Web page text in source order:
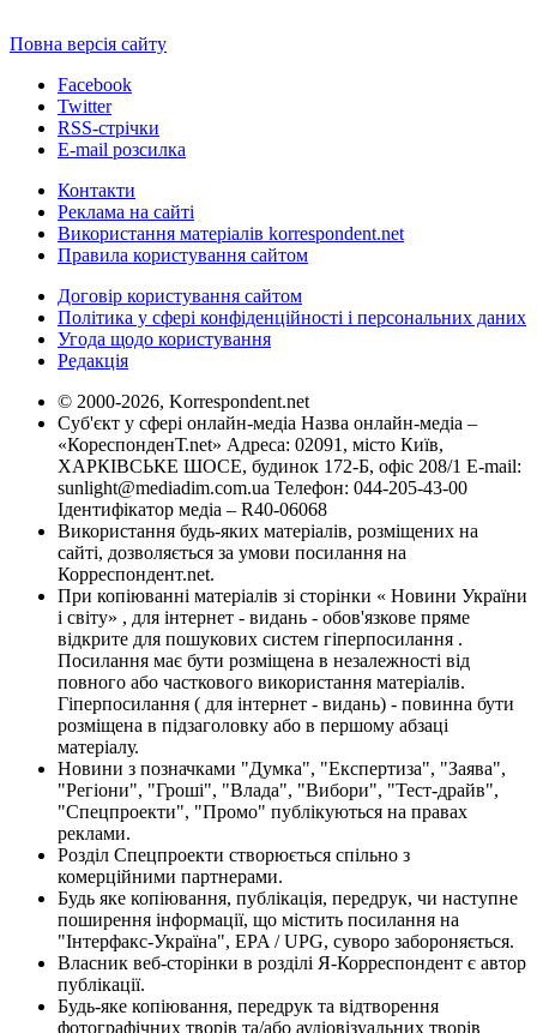
Повна версія сайту
Facebook
Twitter
RSS-стрічки
E-mail розсилка
Контакти
Реклама на сайті
Використання матеріалів korrespondent.net
Правила користування сайтом
Договір користування сайтом
Політика у сфері конфіденційності і персональних даних
Угода щодо користування
Редакція
© 2000-2026, Korrespondent.net
Суб'єкт у сфері онлайн-медіа Назва онлайн-медіа –
«КореспонденТ.net» Адреса: 02091, місто Київ,
ХАРКІВСЬКЕ ШОСЕ, будинок 172-Б, офіс 208/1 E-mail:
sunlight@mediadim.com.ua Телефон: 044-205-43-00
Ідентифікатор медіа – R40-06068
Використання будь-яких матеріалів, розміщених на
сайті, дозволяється за умови посилання на
Корреспондент.net.
При копіюванні матеріалів зі сторінки « Новини України
і світу» , для інтернет - видань - обов'язкове пряме
відкрите для пошукових систем гіперпосилання .
Посилання має бути розміщена в незалежності від
повного або часткового використання матеріалів.
Гіперпосилання ( для інтернет - видань) - повинна бути
розміщена в підзаголовку або в першому абзаці
матеріалу.
Новини з позначками "Думка", "Експертиза", "Заява",
"Регіони", "Гроші", "Влада", "Вибори", "Тест-драйв",
"Спецпроекти", "Промо" публікуються на правах
реклами.
Розділ Спецпроекти створюється спільно з
комерційними партнерами.
Будь яке копіювання, публікація, передрук, чи наступне
поширення інформації, що містить посилання на
"Інтерфакс-Україна", EPA / UPG, суворо забороняється.
Власник веб-сторінки в розділі Я-Корреспондент є автор
публікації.
Будь-яке копіювання, передрук та відтворення
фотографічних творів та/або аудіовізуальних творів